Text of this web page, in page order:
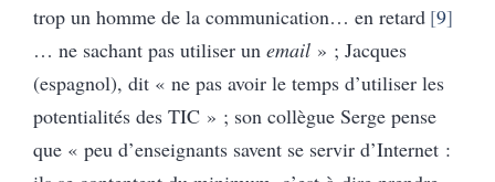
trop un homme de la communication… en retard 9
… ne sachant pas utiliser un email » ; Jacques
(espagnol), dit « ne pas avoir le temps d’utiliser les
potentialités des TIC » ; son collègue Serge pense
que « peu d’enseignants savent se servir d’Internet :